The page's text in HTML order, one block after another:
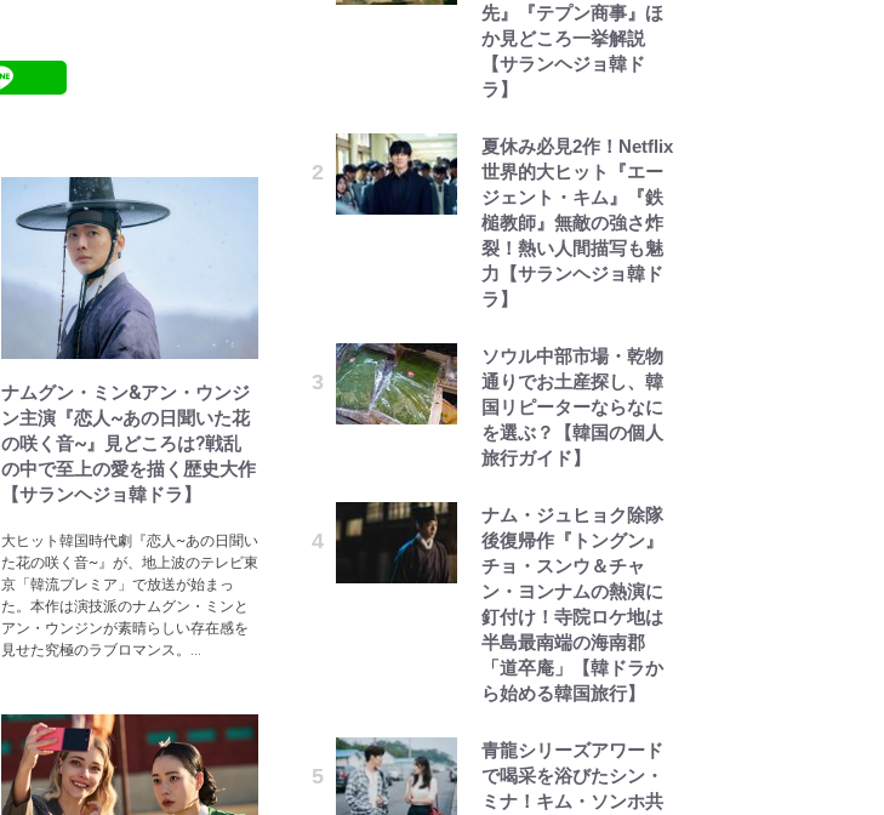
ナムグン・ミン&アン・ウンジ
ン主演『恋人~あの日聞いた花
の咲く音~』見どころは?戦乱
の中で至上の愛を描く歴史大作
【サランヘジョ韓ドラ】
大ヒット韓国時代劇『恋人~あの日聞い
た花の咲く音~』が、地上波のテレビ東
京「韓流プレミア」で放送が始まっ
た。本作は演技派のナムグン・ミンと
アン・ウンジンが素晴らしい存在感を
見せた究極のラブロマンス。...
先』『テプン商事』ほ
か見どころ一挙解説
【サランヘジョ韓ド
ラ】
夏休み必見2作！Netflix
世界的大ヒット『エー
ジェント・キム』『鉄
槌教師』無敵の強さ炸
裂！熱い人間描写も魅
力【サランヘジョ韓ド
ラ】
ソウル中部市場・乾物
通りでお土産探し、韓
国リピーターならなに
を選ぶ？【韓国の個人
旅行ガイド】
ナム・ジュヒョク除隊
後復帰作『トングン』
チョ・スンウ＆チャ
ン・ヨンナムの熱演に
釘付け！寺院ロケ地は
半島最南端の海南郡
「道卒庵」【韓ドラか
ら始める韓国旅行】
青龍シリーズアワード
で喝采を浴びたシン・
ミナ！キム・ソンホ共